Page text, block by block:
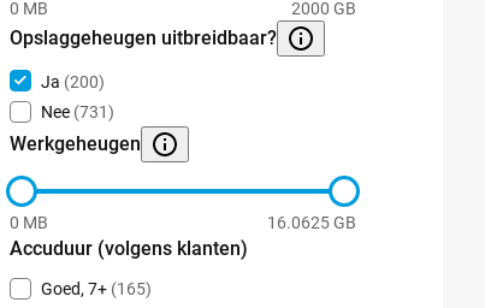
0 MB 2000 GB
Opslaggeheugen uitbreidbaar?
Ja (200)
Nee (731)
Werkgeheugen
0 MB 16.0625 GB
Accuduur (volgens klanten)
Goed, 7+ (165)